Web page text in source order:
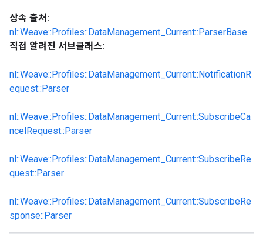
상속 출처:
nl::Weave::Profiles::DataManagement_Current::ParserBase
직접 알려진 서브클래스:
nl::Weave::Profiles::DataManagement_Current::NotificationR
equest::Parser
nl::Weave::Profiles::DataManagement_Current::SubscribeCa
ncelRequest::Parser
nl::Weave::Profiles::DataManagement_Current::SubscribeRe
quest::Parser
nl::Weave::Profiles::DataManagement_Current::SubscribeRe
sponse::Parser